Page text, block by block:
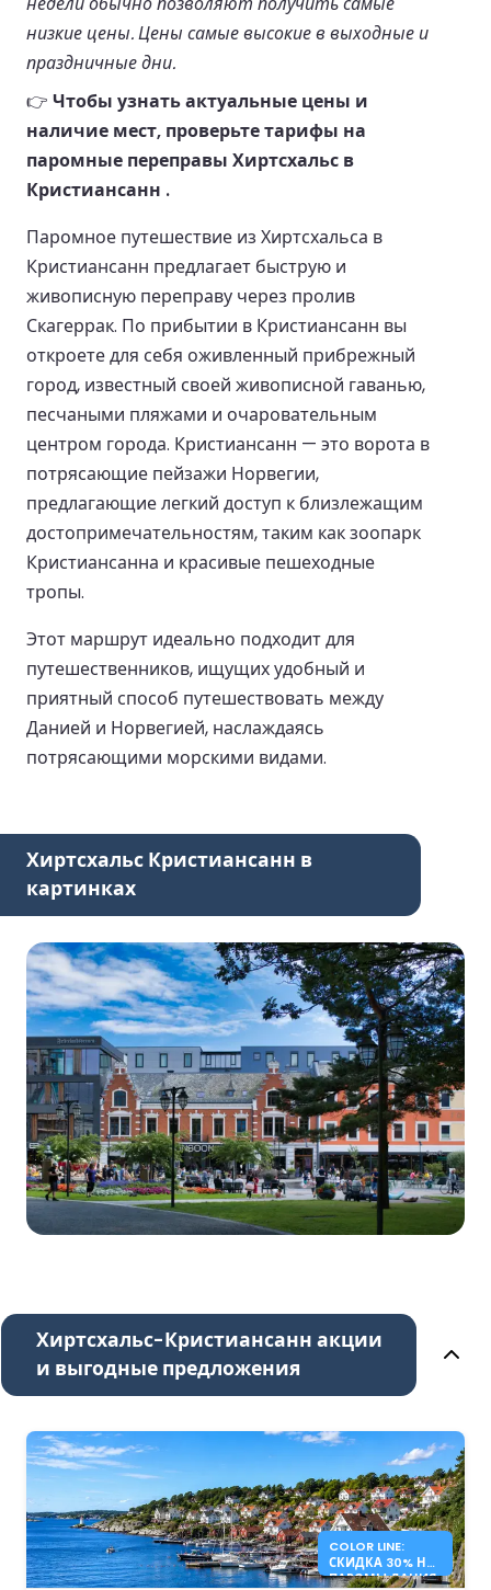
низкие цены. Цены самые высокие в выходные и
праздничные дни.
👉 Чтобы узнать актуальные цены и
наличие мест, проверьте тарифы на
паромные переправы Хиртсхальс в
Кристиансанн .
Паромное путешествие из Хиртсхальса в
Кристиансанн предлагает быструю и
живописную переправу через пролив
Скагеррак. По прибытии в Кристиансанн вы
откроете для себя оживленный прибрежный
город, известный своей живописной гаванью,
песчаными пляжами и очаровательным
центром города. Кристиансанн — это ворота в
потрясающие пейзажи Норвегии,
предлагающие легкий доступ к близлежащим
достопримечательностям, таким как зоопарк
Кристиансанна и красивые пешеходные
тропы.
Этот маршрут идеально подходит для
путешественников, ищущих удобный и
приятный способ путешествовать между
Данией и Норвегией, наслаждаясь
потрясающими морскими видами.
Хиртсхальс Кристиансанн в
картинках
Хиртсхальс-Кристиансанн акции
и выгодные предложения
COLOR LINE:
СКИДКА 30% НА
ПАРОМЫ ДАНИЯ